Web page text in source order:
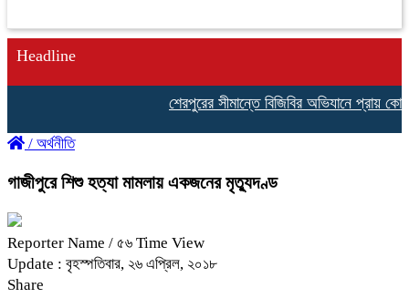
Headline
শেরপুরের সীমান্তে বিজিবির অভিযানে প্রায়
/ অর্থনীতি
গাজীপুরে শিশু হত্যা মামলায় একজনের মৃত্যুদণ্ড
Reporter Name / ৫৬ Time View
Update : বৃহস্পতিবার, ২৬ এপ্রিল, ২০১৮
Share